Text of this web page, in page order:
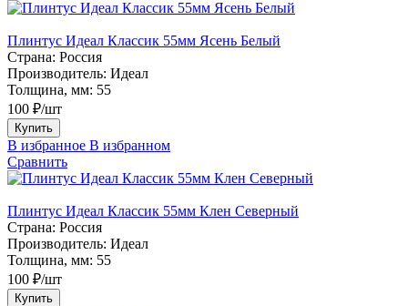
Плинтус Идеал Классик 55мм Ясень Белый
Страна: Россия
Производитель: Идеал
Толщина, мм: 55
100 ₽/шт
Купить
В избранное В избранном
Сравнить
Плинтус Идеал Классик 55мм Клен Северный
Страна: Россия
Производитель: Идеал
Толщина, мм: 55
100 ₽/шт
Купить